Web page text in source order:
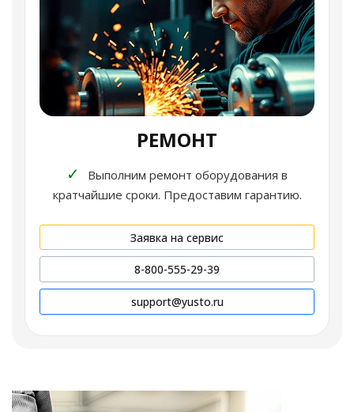
РЕМОНТ
✓
Выполним ремонт оборудования в
кратчайшие сроки. Предоставим гарантию.
Заявка на сервис
8-800-555-29-39
support@yusto.ru